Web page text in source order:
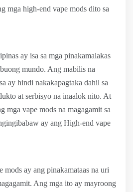
mga high-end vape mods dito sa
ay isa sa mga pinakamalakas
mundo. Ang mabilis na
ay hindi nakakapagtaka dahil sa
at serbisyo na inaalok nito. At
mga vape mods na magagamit sa
ay ang High-end vape
ay ang pinakamataas na uri
Ang mga ito ay mayroong